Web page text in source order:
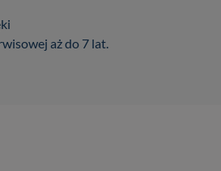
aż do 7 lat.